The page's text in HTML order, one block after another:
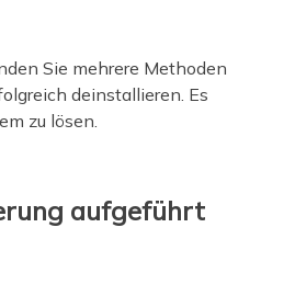
Sie mehrere Methoden
deinstallieren. Es
zu lösen.
aufgeführt